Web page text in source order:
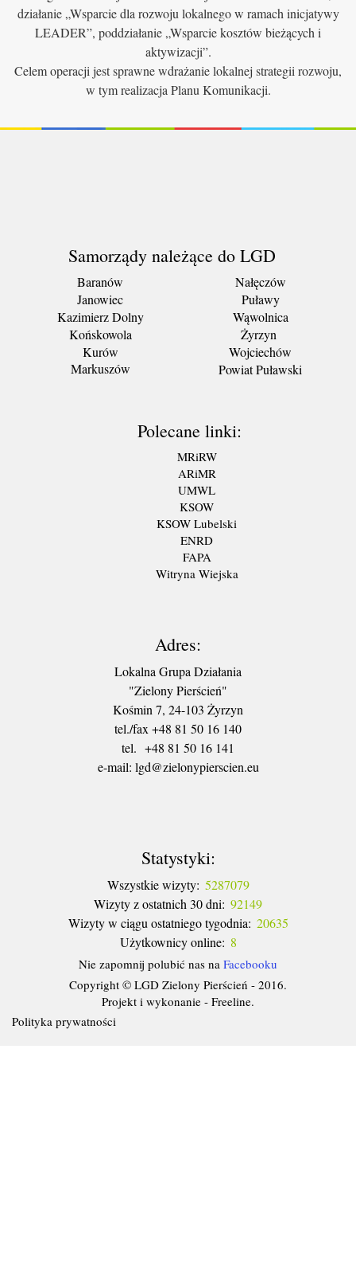
działanie „Wsparcie dla rozwoju lokalnego w ramach inicjatywy
LEADER”, poddziałanie „Wsparcie kosztów bieżących i
aktywizacji”.
Celem operacji jest sprawne wdrażanie lokalnej strategii rozwoju,
w tym realizacja Planu Komunikacji.
Samorządy należące do LGD
Baranów
Janowiec
Kazimierz Dolny
Końskowola
Kurów
Markuszów
Nałęczów
Puławy
Wąwolnica
Żyrzyn
Wojciechów
Powiat Puławski
Polecane linki:
MRiRW
ARiMR
UMWL
KSOW
KSOW Lubelski
ENRD
FAPA
Witryna Wiejska
Adres:
Lokalna Grupa Działania
"Zielony Pierścień"
Kośmin 7, 24-103 Żyrzyn
tel./fax +48 81 50 16 140
tel. +48 81 50 16 141
​e-mail: lgd@zielonypierscien.eu
Statystyki:
Wszystkie wizyty: 5287079
Wizyty z ostatnich 30 dni: 92149
Wizyty w ciągu ostatniego tygodnia: 20635
Użytkownicy online: 8
Nie zapomnij polubić nas na Facebooku
Copyright © LGD Zielony Pierścień - 2016.
Projekt i wykonanie - Freeline.
Polityka prywatności